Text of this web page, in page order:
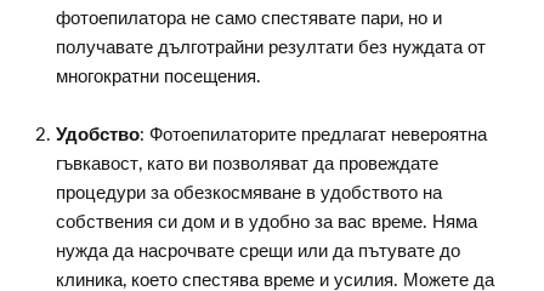
фотоепилатора не само спестявате пари, но и
получавате дълготрайни резултати без нуждата от
многократни посещения.
Удобство: Фотоепилаторите предлагат невероятна
гъвкавост, като ви позволяват да провеждате
процедури за обезкосмяване в удобството на
собствения си дом и в удобно за вас време. Няма
нужда да насрочвате срещи или да пътувате до
клиника, което спестява време и усилия. Можете да